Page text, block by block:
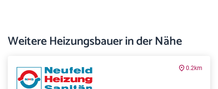
Weitere Heizungsbauer in der Nähe
0.2km